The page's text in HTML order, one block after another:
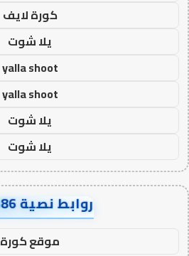
كورة لايف
يلا شوت
yalla shoot
yalla shoot
يلا شوت
يلا شوت
روابط نصية AA5386
موقع كورة